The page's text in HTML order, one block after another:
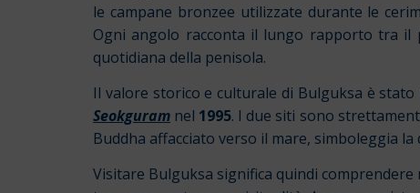
le campane bronzee utilizzate durante le
Ogni angolo racconta il lungo rapporto tra il
quotidiana della penisola.
Il valore storico e culturale di Bulguksa è stato
Seokguram nel 1995. I due siti sono
Buddha affacciato verso il mare, simboleggia
Visitare Bulguksa significa quindi